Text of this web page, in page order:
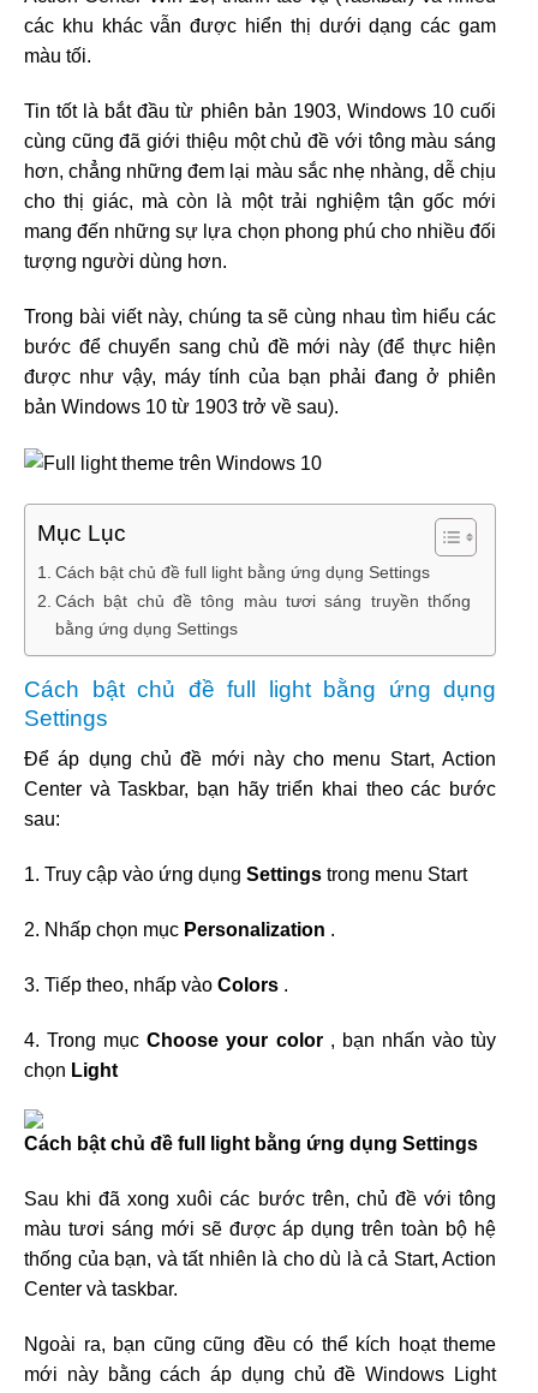
các khu khác vẫn được hiển thị dưới dạng các gam
màu tối.
Tin tốt là bắt đầu từ phiên bản 1903, Windows 10 cuối
cùng cũng đã giới thiệu một chủ đề với tông màu sáng
hơn, chẳng những đem lại màu sắc nhẹ nhàng, dễ chịu
cho thị giác, mà còn là một trải nghiệm tận gốc mới
mang đến những sự lựa chọn phong phú cho nhiều đối
tượng người dùng hơn.
Trong bài viết này, chúng ta sẽ cùng nhau tìm hiểu các
bước để chuyển sang chủ đề mới này (để thực hiện
được như vậy, máy tính của bạn phải đang ở phiên
bản Windows 10 từ 1903 trở về sau).
Mục Lục
Cách bật chủ đề full light bằng ứng dụng Settings
Cách bật chủ đề tông màu tươi sáng truyền thống
bằng ứng dụng Settings
Cách bật chủ đề full light bằng ứng dụng
Settings
Để áp dụng chủ đề mới này cho menu Start, Action
Center và Taskbar, bạn hãy triển khai theo các bước
sau:
1. Truy cập vào ứng dụng Settings trong menu Start
2. Nhấp chọn mục Personalization .
3. Tiếp theo, nhấp vào Colors .
4. Trong mụcChoose your color , bạn nhấn vào tùy
chọn Light
Sau khi đã xong xuôi các bước trên, chủ đề với tông
màu tươi sáng mới sẽ được áp dụng trên toàn bộ hệ
thống của bạn, và tất nhiên là cho dù là cả Start, Action
Center và taskbar.
Ngoài ra, bạn cũng cũng đều có thể kích hoạt theme
mới này bằng cách áp dụng chủ đề Windows Light